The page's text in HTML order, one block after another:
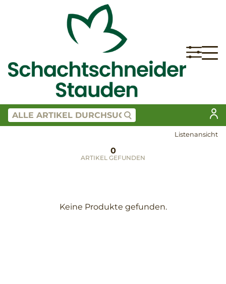
Listenansicht
0
ARTIKEL GEFUNDEN
Keine Produkte gefunden.